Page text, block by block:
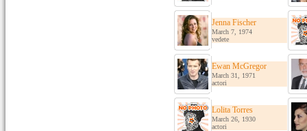
Jenna Fischer
March 7, 1974
vedete
Ewan McGregor
March 31, 1971
actori
Lolita Torres
March 26, 1930
actori